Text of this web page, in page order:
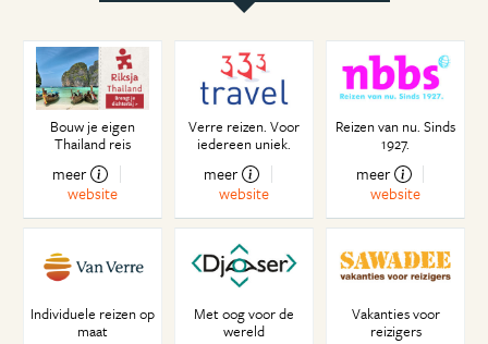
Bouw je eigen
Thailand reis
meer
website
Verre reizen. Voor
iedereen uniek.
meer
website
Reizen van nu. Sinds
1927.
meer
website
Individuele reizen op
maat
Met oog voor de
wereld
Vakanties voor
reizigers